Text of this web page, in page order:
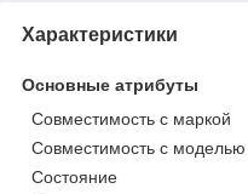
Характеристики
Основные атрибуты
Совместимость с маркой
Совместимость с моделью
Состояние